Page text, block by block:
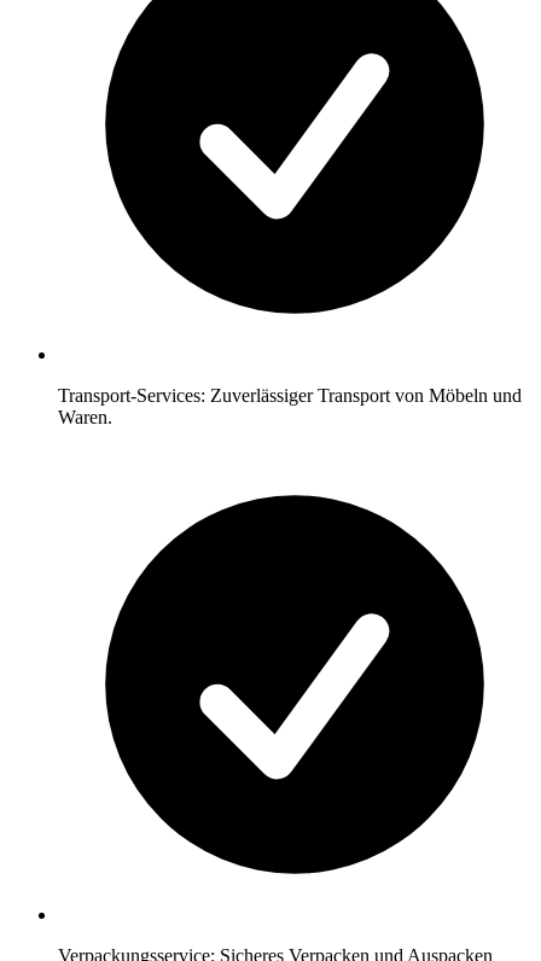
Transport-Services: Zuverlässiger Transport von Möbeln und
Waren.
Verpackungsservice: Sicheres Verpacken und Auspacken